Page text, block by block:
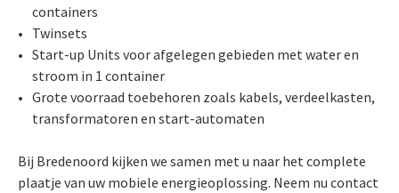
containers
Twinsets
Start-up Units voor afgelegen gebieden met water en
stroom in 1 container
Grote voorraad toebehoren zoals kabels, verdeelkasten,
transformatoren en start-automaten
Bij Bredenoord kijken we samen met u naar het complete
plaatje van uw mobiele energieoplossing. Neem nu contact